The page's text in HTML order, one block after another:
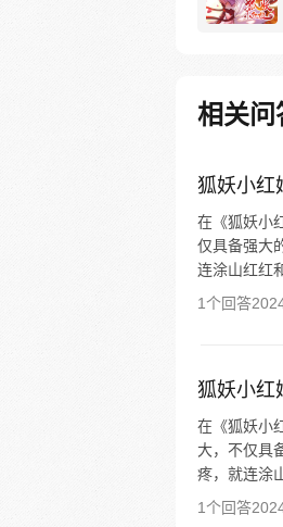
相关问
狐妖小红
在《狐妖小
仅具备强大
连涂山红红
1个回答
狐妖小红
在《狐妖小
大，不仅具
疼，就连涂
1个回答